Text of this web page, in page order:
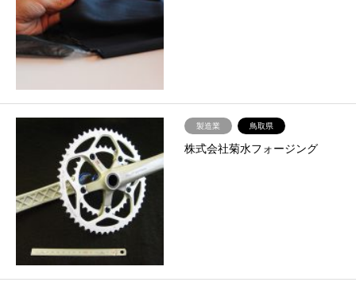
製造業 鳥取県
株式会社菊水フォージング